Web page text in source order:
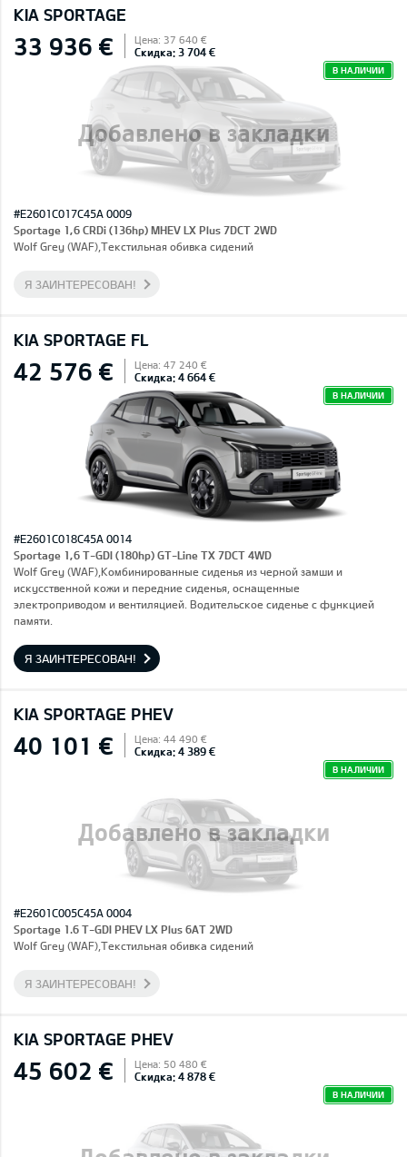
KIA SPORTAGE
Добавлено в закладки
33 936 € Цена: 37 640 €
Скидка: 3 704 €
В НАЛИЧИИ
#E2601C017C45A 0009
Sportage 1,6 CRDi (136hp) MHEV LX Plus 7DCT 2WD
Wolf Grey (WAF),Текстильная обивка сидений
Я ЗАИНТЕРЕСОВАН!
KIA SPORTAGE FL
42 576 € Цена: 47 240 €
Скидка: 4 664 €
В НАЛИЧИИ
#E2601C018C45A 0014
Sportage 1,6 T-GDI (180hp) GT-Line TX 7DCT 4WD
Wolf Grey (WAF),Комбинированные сиденья из черной замши и
искусственной кожи и передние сиденья, оснащенные
электроприводом и вентиляцией. Водительское сиденье с функцией
памяти.
Я ЗАИНТЕРЕСОВАН!
KIA SPORTAGE PHEV
Добавлено в закладки
40 101 € Цена: 44 490 €
Скидка: 4 389 €
В НАЛИЧИИ
#E2601C005C45A 0004
Sportage 1.6 T-GDI PHEV LX Plus 6AT 2WD
Wolf Grey (WAF),Текстильная обивка сидений
Я ЗАИНТЕРЕСОВАН!
KIA SPORTAGE PHEV
45 602 € Цена: 50 480 €
Скидка: 4 878 €
В НАЛИЧИИ